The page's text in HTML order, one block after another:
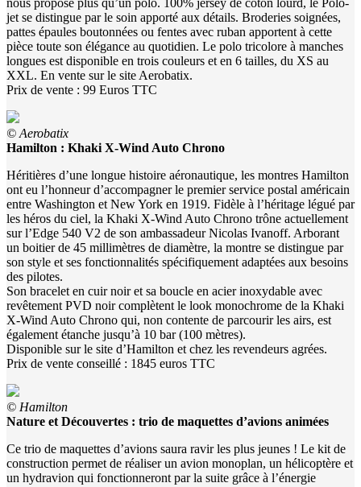
nous propose plus qu’un polo. 100% jersey de coton lourd, le Polo-
jet se distingue par le soin apporté aux détails. Broderies soignées,
pattes épaules boutonnées ou fentes avec ruban apportent à cette
pièce toute son élégance au quotidien. Le polo tricolore à manches
longues est disponible en trois couleurs et en 6 tailles, du XS au
XXL. En vente sur le site Aerobatix.
Prix de vente : 99 Euros TTC
© Aerobatix
Hamilton : Khaki X-Wind Auto Chrono
Héritières d’une longue histoire aéronautique, les montres Hamilton
ont eu l’honneur d’accompagner le premier service postal américain
entre Washington et New York en 1919. Fidèle à l’héritage légué par
les héros du ciel, la Khaki X-Wind Auto Chrono trône actuellement
sur l’Edge 540 V2 de son ambassadeur Nicolas Ivanoff. Arborant
un boitier de 45 millimètres de diamètre, la montre se distingue par
son style et ses fonctionnalités spécifiquement adaptées aux besoins
des pilotes.
Son bracelet en cuir noir et sa boucle en acier inoxydable avec
revêtement PVD noir complètent le look monochrome de la Khaki
X-Wind Auto Chrono qui, non contente de parcourir les airs, est
également étanche jusqu’à 10 bar (100 mètres).
Disponible sur le site d’Hamilton et chez les revendeurs agrées.
Prix de vente conseillé : 1845 euros TTC
© Hamilton
Nature et Découvertes : trio de maquettes d’avions animées
Ce trio de maquettes d’avions saura ravir les plus jeunes ! Le kit de
construction permet de réaliser un avion monoplan, un hélicoptère et
un hydravion qui fonctionneront par la suite grâce à l’énergie